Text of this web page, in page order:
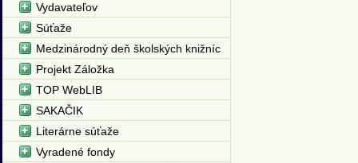
Vydavateľov
Súťaže
Medzinárodný deň školských knižníc
Projekt Záložka
TOP WebLIB
SAKAČIK
Literárne súťaže
Vyradené fondy